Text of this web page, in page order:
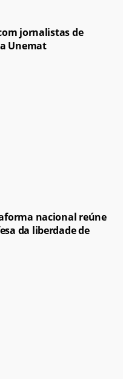
jornalistas de
Unemat
nacional reúne
da liberdade de